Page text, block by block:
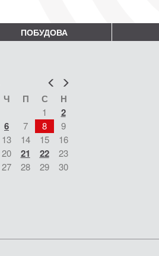
ПОБУДОВА
Попер
Ч П С Н
1 2
6 7 8
9
13 14 15
16
20 21 22
23
27 28 29
30